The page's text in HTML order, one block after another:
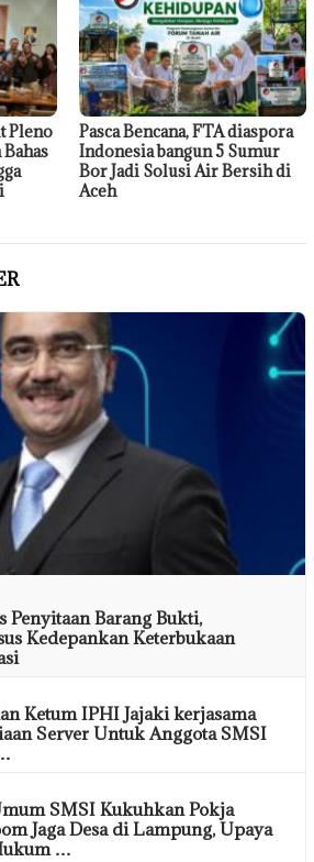
Pleno
Pasca Bencana, FTA diaspora
Indonesia bangun 5 Sumur
Bor Jadi Solusi Air Bersih di
Aceh
Penyitaan Barang Bukti,
Kedepankan Keterbukaan
Ketum IPHI Jajaki kerjasama
Server Untuk Anggota SMSI
SMSI Kukuhkan Pokja
Jaga Desa di Lampung, Upaya
…